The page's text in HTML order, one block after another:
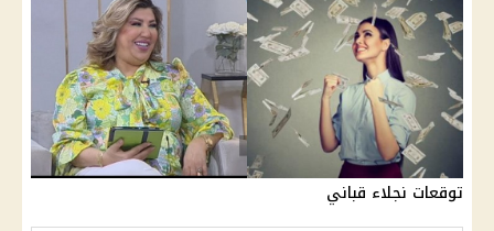
توقعات نجلاء قباني